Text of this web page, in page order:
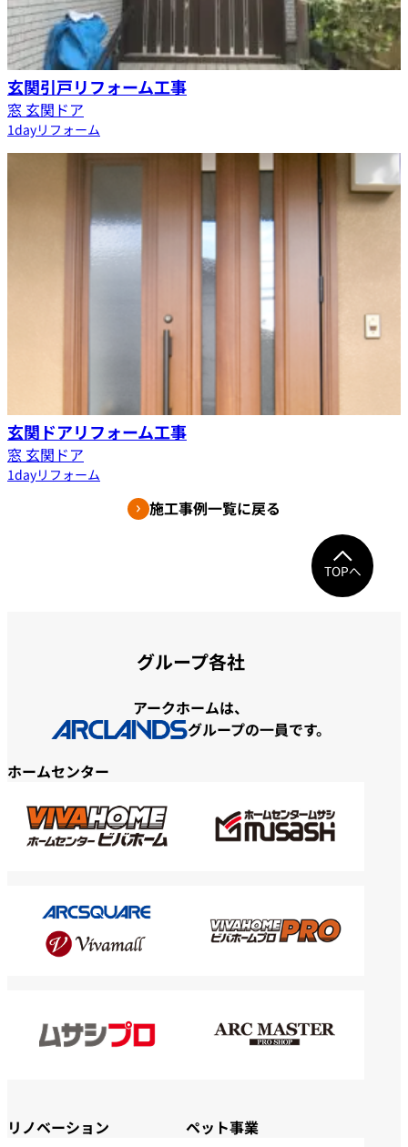
玄関引戸リフォーム工事
窓 玄関ドア
1dayリフォーム
玄関ドアリフォーム工事
窓 玄関ドア
1dayリフォーム
施工事例一覧に戻る
TOPへ
グループ各社
アークホームは、
グループの一員です。
ホームセンター
リノベーション ペット事業